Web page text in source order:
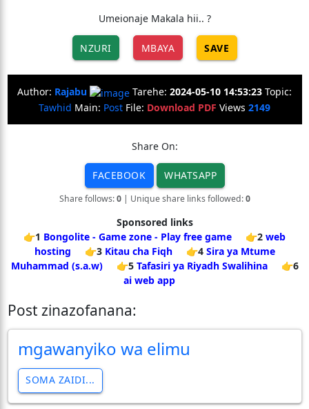
Umeionaje Makala hii.. ?
NZURI MBAYA SAVE
Author: Rajabu Tarehe: 2024-05-10 14:53:23 Topic:
Tawhid Main: Post File: Download PDF Views 2149
Share On:
FACEBOOK WHATSAPP
Share follows:0| Unique share links followed:0
Sponsored links
👉1 Bongolite - Game zone - Play free game 👉2 web
hosting
👉3 Kitau cha Fiqh 👉4 Sira ya Mtume
Muhammad (s.a.w)
👉5 Tafasiri ya Riyadh Swalihina
👉6
ai web app
Post zinazofanana:
mgawanyiko wa elimu
SOMA ZAIDI...